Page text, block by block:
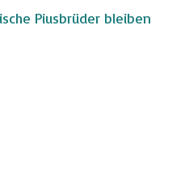
Piusbrüder bleiben